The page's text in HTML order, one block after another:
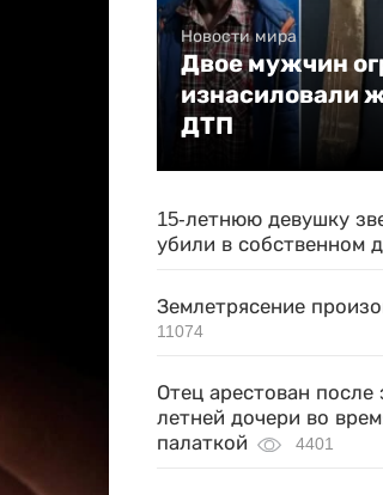
Новости мира
Двое мужчин
изнасиловали
ДТП
15-летнюю девушку
убили в собственном
Землетрясение
11074
Отец арестован после
летней дочери во
палаткой
4401